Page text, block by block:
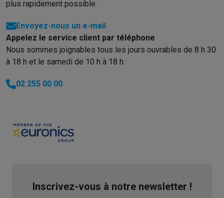
plus rapidement possible.
Envoyez-nous un e-mail
Appelez le service client par téléphone
Nous sommes joignables tous les jours ouvrables de 8 h 30
à 18 h et le samedi de 10 h à 18 h.
02 255 00 00
Inscrivez-vous à notre newsletter !